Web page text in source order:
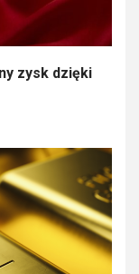
zysk dzięki